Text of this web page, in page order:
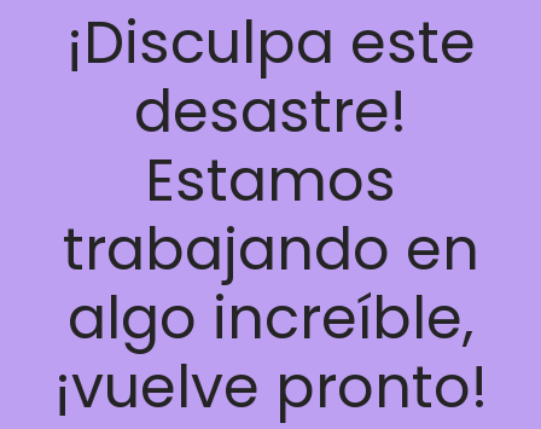
¡Disculpa este
desastre!
Estamos
trabajando en
algo increíble,
¡vuelve pronto!